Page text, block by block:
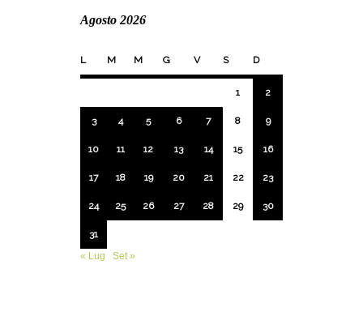
Agosto 2026
L M M G V S D
1 2
3 4 5 6 7 8 9
10 11 12 13 14 15 16
17 18 19 20 21 22 23
24 25 26 27 28 29 30
31
« Lug
Set »